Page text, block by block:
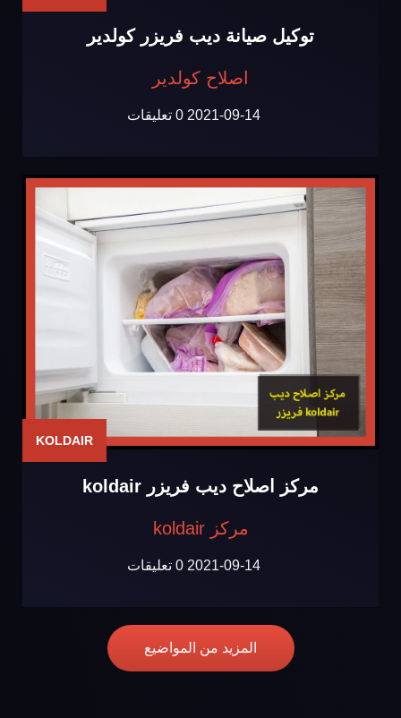
توكيل صيانة ديب فريزر كولدير
اصلاح كولدير
2021-09-14 0 تعليقات
KOLDAIR
مركز اصلاح ديب فريزر koldair
مركز koldair
2021-09-14 0 تعليقات
المزيد من المواضيع